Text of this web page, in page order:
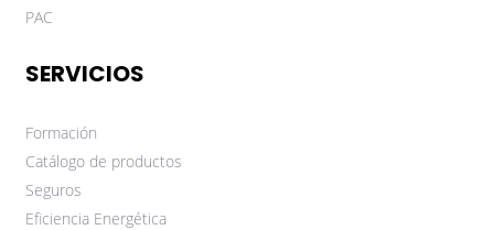
PAC
SERVICIOS
Formación
Catálogo de productos
Seguros
Eficiencia Energética